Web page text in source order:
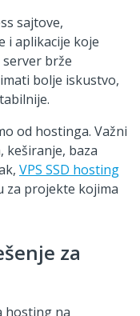
sajtove,
i aplikacije koje
brže
bolje iskustvo,
od hostinga. Važni
keširanje, baza
VPS SSD hosting
za projekte kojima
za
hosting na